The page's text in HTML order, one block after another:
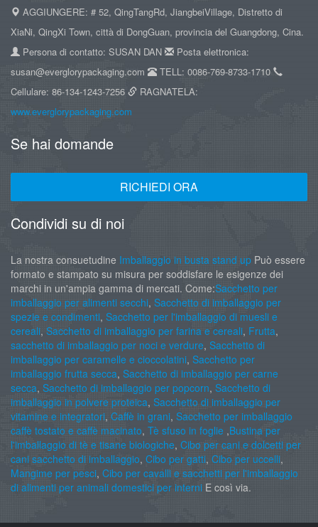
AGGIUNGERE: # 52, QingTangRd, JiangbeiVillage, Distretto di
XiaNi, QingXi Town, città di DongGuan, provincia del Guangdong, Cina.
Persona di contatto: SUSAN DAN
Posta elettronica:
susan@everglorypackaging.com
TELL: 0086-769-8733-1710
Cellulare: 86-134-1243-7256
RAGNATELA:
www.everglorypackaging.com
Se hai domande
RICHIEDI ORA
Condividi su di noi
La nostra consuetudine Imballaggio in busta stand up Può essere
formato e stampato su misura per soddisfare le esigenze dei
marchi in un'ampia gamma di mercati. Come:Sacchetto per
imballaggio per alimenti secchi, Sacchetto di imballaggio per
spezie e condimenti, Sacchetto per l'imballaggio di muesli e
cereali, Sacchetto di imballaggio per farina e cereali, Frutta,
sacchetto di imballaggio per noci e verdure, Sacchetto di
imballaggio per caramelle e cioccolatini, Sacchetto per
imballaggio frutta secca, Sacchetto di imballaggio per carne
secca, Sacchetto di imballaggio per popcorn, Sacchetto di
imballaggio in polvere proteica, Sacchetto di imballaggio per
vitamine e integratori, Caffè in grani, Sacchetto per imballaggio
caffè tostato e caffè macinato, Tè sfuso in foglie ,Bustina per
l'imballaggio di tè e tisane biologiche, Cibo per cani e dolcetti per
cani sacchetto di imballaggio, Cibo per gatti, Cibo per uccelli,
Mangime per pesci, Cibo per cavalli e sacchetti per l'imballaggio
di alimenti per animali domestici per interni E così via.